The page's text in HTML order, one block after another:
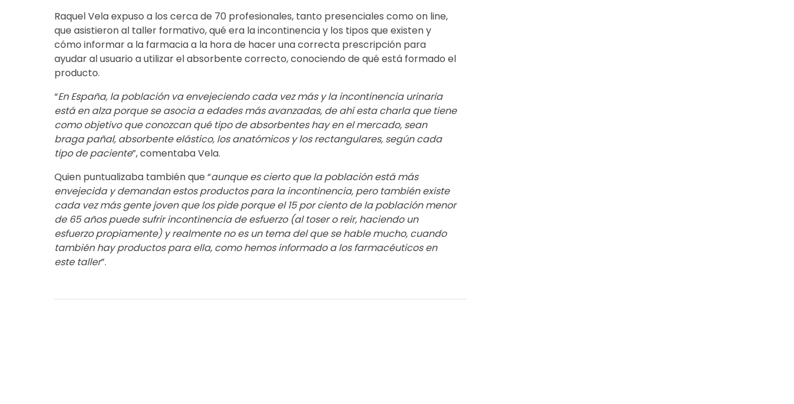
Raquel Vela expuso a los cerca de 70 profesionales, tanto presenciales como on line,
que asistieron al taller formativo, qué era la incontinencia y los tipos que existen y
cómo informar a la farmacia a la hora de hacer una correcta prescripción para
ayudar al usuario a utilizar el absorbente correcto, conociendo de qué está formado el
producto.
“En España, la población va envejeciendo cada vez más y la incontinencia urinaria
está en alza porque se asocia a edades más avanzadas, de ahí esta charla que tiene
como objetivo que conozcan qué tipo de absorbentes hay en el mercado, sean
braga pañal, absorbente elástico, los anatómicos y los rectangulares, según cada
tipo de paciente”, comentaba Vela.
Quien puntualizaba también que “aunque es cierto que la población está más
envejecida y demandan estos productos para la incontinencia, pero también existe
cada vez más gente joven que los pide porque el 15 por ciento de la población menor
de 65 años puede sufrir incontinencia de esfuerzo (al toser o reir, haciendo un
esfuerzo propiamente) y realmente no es un tema del que se hable mucho, cuando
también hay productos para ella, como hemos informado a los farmacéuticos en
este taller”.